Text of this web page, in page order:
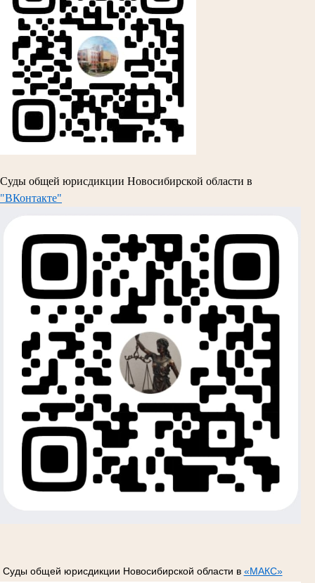
Суды общей юрисдикции Новосибирской области в
"ВКонтакте"
Суды общей юрисдикции Новосибирской области в «МАКС»